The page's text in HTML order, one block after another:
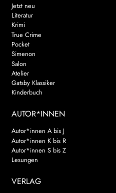
Jetzt neu
Literatur
Krimi
True Crime
Pocket
Simenon
Salon
Atelier
Gatsby Klassiker
Kinderbuch
AUTOR*INNEN
Autor*innen A bis J
Autor*innen K bis R
Autor*innen S bis Z
Lesungen
VERLAG